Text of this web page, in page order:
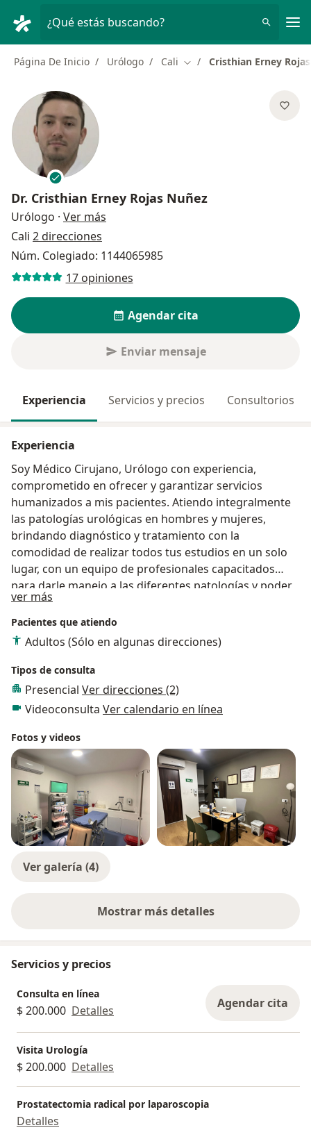
¿Qué estás buscando?
Página De Inicio Urólogo Cali Cambiar de ciudad
Cristhian Erney
Dr. Cristhian Erney Rojas Nuñez
Urólogo · Ver más
Cali 2 direcciones
Núm. Colegiado: 1144065985
17 opiniones
Agendar cita
Enviar mensaje
Experiencia Servicios y precios Consultorios
Experiencia
Soy Médico Cirujano, Urólogo con experiencia,
comprometido en ofrecer y garantizar servicios
humanizados a mis pacientes. Atiendo integralmente
las patologías urológicas en hombres y mujeres,
brindando diagnóstico y tratamiento con la
comodidad de realizar todos tus estudios en un solo
lugar, con un equipo de profesionales capacitados
para darle manejo a las diferentes patologías y poder
orientar bien a nuestros pacientes
ver más
Pacientes que atiendo
Adultos (Sólo en algunas direcciones)
Tipos de consulta
Presencial Ver direcciones (2)
Videoconsulta Ver calendario en línea
Fotos y videos
Ver galería (4)
Mostrar más detalles
sobre la experiencia
Servicios y precios
Consulta en línea
$ 200.000 Detalles Agendar cita
Visita Urología
$ 200.000 Detalles
Prostatectomia radical por laparoscopia
Detalles